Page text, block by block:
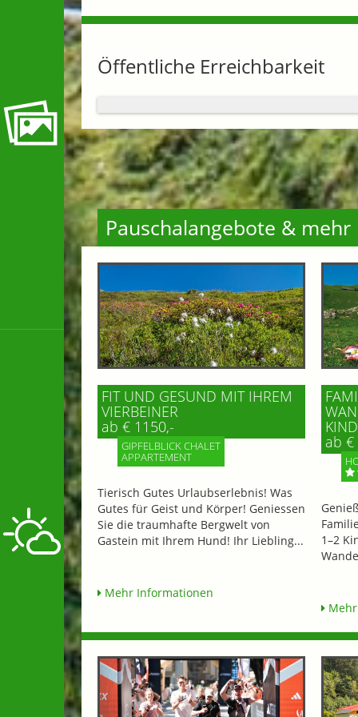
Öffentliche Erreichbarkeit
Pauschalangebote & mehr
FIT UND GESUND MIT IHREM
VIERBEINER
ab € 1150,-
GIPFELBLICK CHALET
APPARTEMENT
Tierisch Gutes Urlaubserlebnis! Was
Gutes für Geist und Körper! Geniessen
Sie die traumhafte Bergwelt von
Gastein mit Ihrem Hund! Ihr Liebling...
Mehr Informationen
IND
ab €
1–2